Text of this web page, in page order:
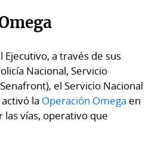
Ejecutivo, a través de sus
Nacional, Servicio
el Servicio Nacional
la Operación Omega en
vías, operativo que